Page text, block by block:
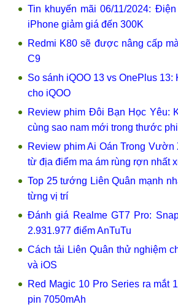
Tin khuyến mãi 06/11/2024:
iPhone giảm giá đến 300K
Redmi K80 sẽ được nâng cấp
C9
So sánh iQOO 13 vs OnePlus 13:
cho iQOO
Review phim Đôi Bạn Học Yêu:
cùng sao nam mới trong thước
Review phim Ai Oán Trong Vườn
từ địa điểm ma ám rùng rợn nhất
Top 25 tướng Liên Quân mạnh
từng vị trí
Đánh giá Realme GT7 Pro:
2.931.977 điểm AnTuTu
Cách tải Liên Quân thử nghiệm
và iOS
Red Magic 10 Pro Series ra mắt
pin 7050mAh